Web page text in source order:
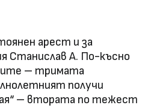
арест и за
Станислав А. По-късно
– тримата
получи
– втората по тежест